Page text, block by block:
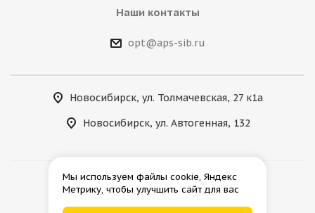
Наши контакты
opt@aps-sib.ru
Новосибирск, ул. Толмачевская, 27 к1а
Новосибирск, ул. Автогенная, 132
2026 © АгроПромСнаб
Мы используем файлы cookie, Яндекс
Метрику, чтобы улучшить сайт для вас